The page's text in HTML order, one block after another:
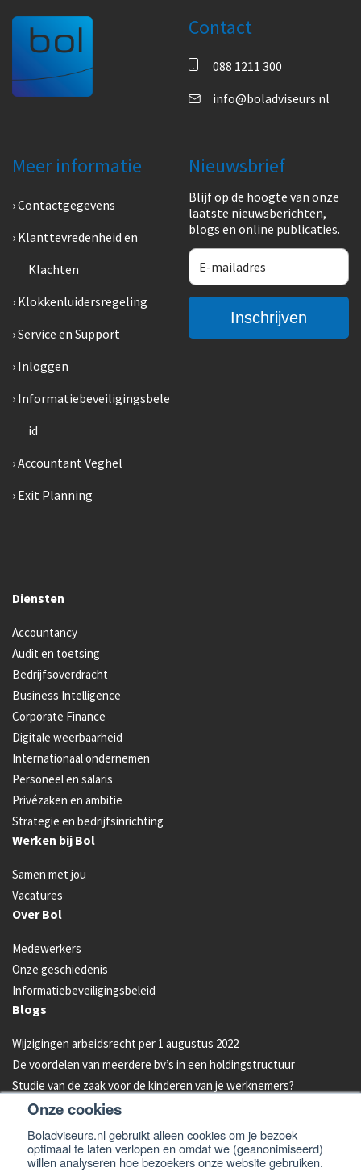
Onze cookies
Boladviseurs.nl gebruikt alleen cookies om je bezoek
optimaal te laten verlopen en omdat we (geanonimiseerd)
willen analyseren hoe bezoekers onze website gebruiken.
Contact
088 1211 300
info@boladviseurs.nl
Meer informatie
Contactgegevens
Klanttevredenheid en
Klachten
Klokkenluidersregeling
Service en Support
Inloggen
Informatiebeveiligingsbele
id
Accountant Veghel
Exit Planning
Nieuwsbrief
Blijf op de hoogte van onze
laatste nieuwsberichten,
blogs en online publicaties.
Diensten
Accountancy
Audit en toetsing
Bedrijfsoverdracht
Business Intelligence
Corporate Finance
Digitale weerbaarheid
Internationaal ondernemen
Personeel en salaris
Privézaken en ambitie
Strategie en bedrijfsinrichting
Werken bij Bol
Samen met jou
Vacatures
Over Bol
Medewerkers
Onze geschiedenis
Informatiebeveiligingsbeleid
Blogs
Wijzigingen arbeidsrecht per 1 augustus 2022
De voordelen van meerdere bv’s in een holdingstructuur
Studie van de zaak voor de kinderen van je werknemers?
Energielabel C vanaf 2023 verplicht voor kantoren
Aandelen van je bedrijf overdragen aan je kind: hoe werkt dat?
Bleeders omzetten in feeders: zo doe je dat!